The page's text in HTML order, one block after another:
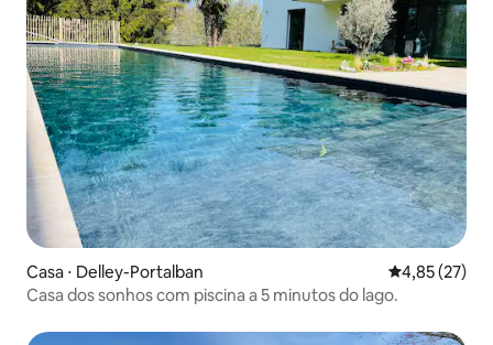
Casa ⋅ Delley-Portalban 4,85 de uma
4,85 (27)
Casa dos sonhos com piscina a 5 minutos do lago.